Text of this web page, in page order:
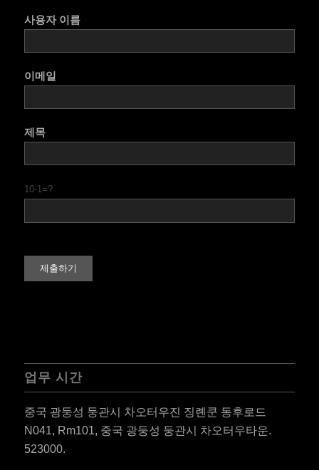
사용자 이름
이메일
제목
10-1=?
업무 시간
중국 광둥성 둥관시 차오터우진 징롄쿤 동후로드
N041, Rm101, 중국 광둥성 둥관시 차오터우타운.
523000.